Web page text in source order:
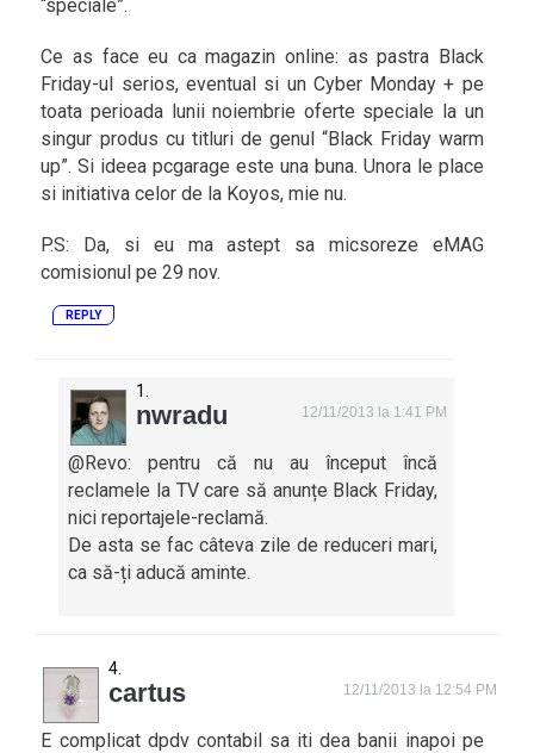
“speciale”.
Ce as face eu ca magazin online: as pastra Black
Friday-ul serios, eventual si un Cyber Monday + pe
toata perioada lunii noiembrie oferte speciale la un
singur produs cu titluri de genul “Black Friday warm
up”. Si ideea pcgarage este una buna. Unora le place
si initiativa celor de la Koyos, mie nu.
P.S: Da, si eu ma astept sa micsoreze eMAG
comisionul pe 29 nov.
REPLY
nwradu 12/11/2013 la 1:41 PM
@Revo: pentru că nu au început încă
reclamele la TV care să anunțe Black Friday,
nici reportajele-reclamă.
De asta se fac câteva zile de reduceri mari,
ca să-ți aducă aminte.
cartus 12/11/2013 la 12:54 PM
E complicat dpdv contabil sa iti dea banii inapoi pe